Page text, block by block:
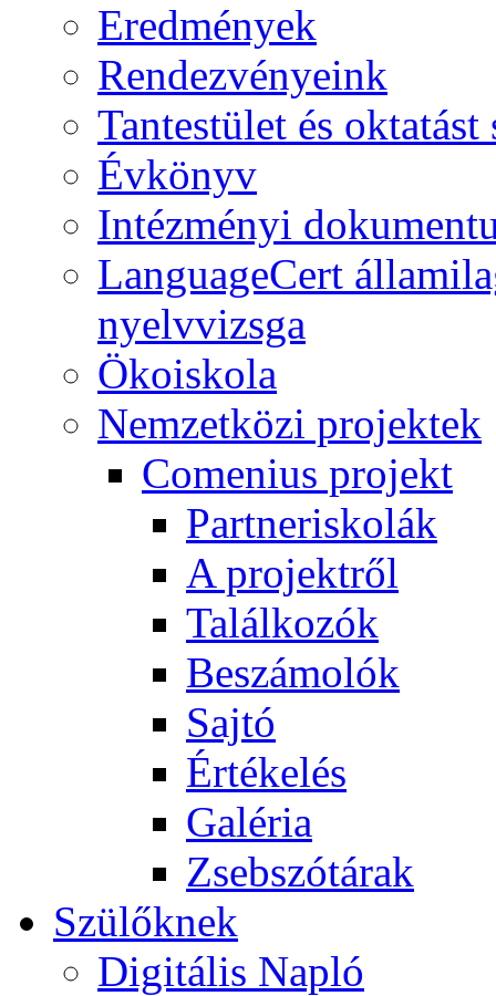
Eredmények
Rendezvényeink
Tantestület és
Évkönyv
Intézményi
LanguageCert
nyelvvizsga
Ökoiskola
Nemzetközi projektek
Comenius projekt
Partneriskolák
A projektről
Találkozók
Beszámolók
Sajtó
Értékelés
Galéria
Zsebszótárak
Szülőknek
Digitális Napló